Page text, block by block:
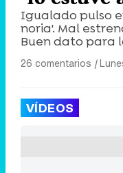
Igualado pulso
noria'. Mal
Buen dato para
26 comentarios |
VÍDEOS